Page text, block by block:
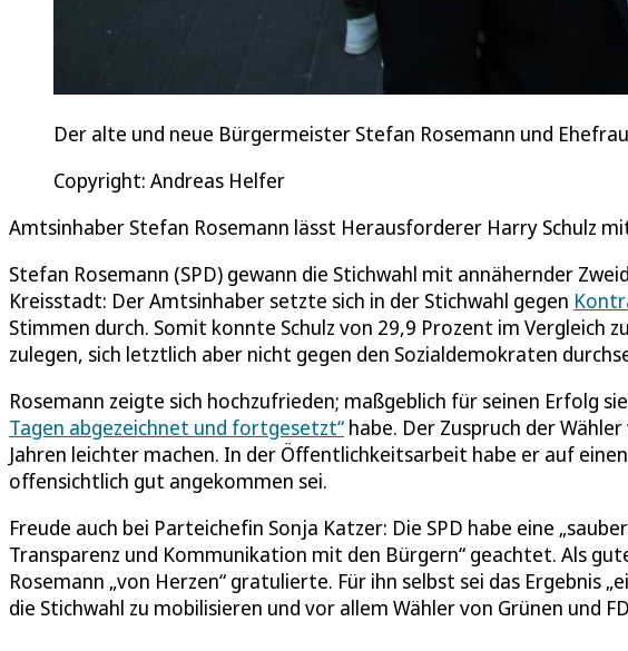
Der alte und neue Bürgermeister Stefan Rosemann und
Copyright: Andreas Helfer
Amtsinhaber Stefan Rosemann lässt Herausforderer Harry Schulz
Stefan Rosemann (SPD) gewann die Stichwahl mit annähernder
Kreisstadt: Der Amtsinhaber setzte sich in der Stichwahl gegen
Stimmen durch. Somit konnte Schulz von 29,9 Prozent im Vergleich
zulegen, sich letztlich aber nicht gegen den Sozialdemokraten
Rosemann zeigte sich hochzufrieden; maßgeblich für seinen Erfolg
Tagen abgezeichnet und fortgesetzt“ habe. Der Zuspruch der
Jahren leichter machen. In der Öffentlichkeitsarbeit habe er auf
offensichtlich gut angekommen sei.
Freude auch bei Parteichefin Sonja Katzer: Die SPD habe eine
Transparenz und Kommunikation mit den Bürgern“ geachtet. Als
Rosemann „von Herzen“ gratulierte. Für ihn selbst sei das Ergebnis
die Stichwahl zu mobilisieren und vor allem Wähler von Grünen und